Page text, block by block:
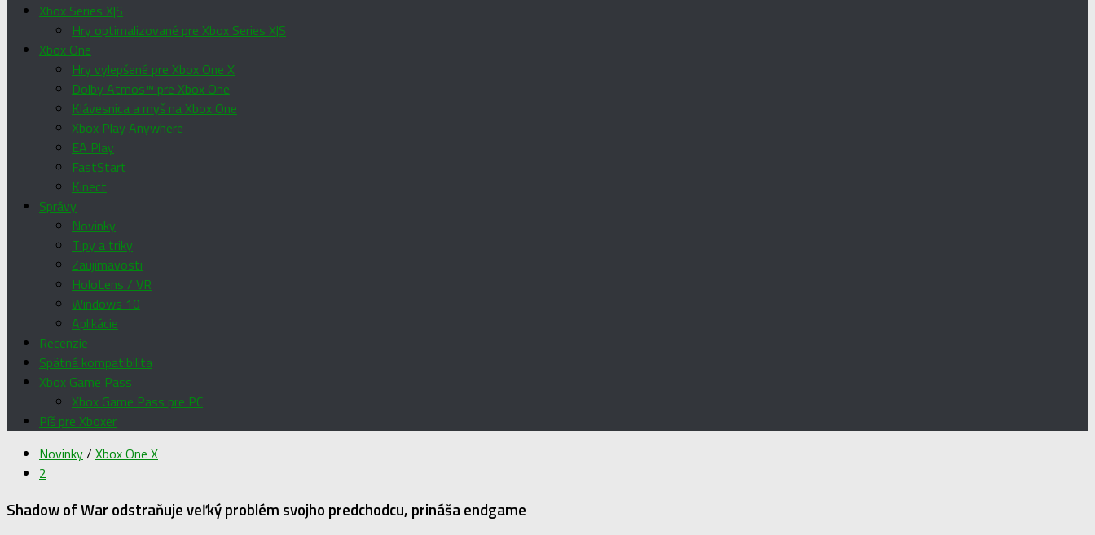
Xbox Series X|S
Hry optimalizované pre Xbox Series X|S
Xbox One
Hry vylepšené pre Xbox One X
Dolby Atmos™ pre Xbox One
Klávesnica a myš na Xbox One
Xbox Play Anywhere
EA Play
FastStart
Kinect
Správy
Novinky
Tipy a triky
Zaujímavosti
HoloLens / VR
Windows 10
Aplikácie
Recenzie
Spätná kompatibilita
Xbox Game Pass
Xbox Game Pass pre PC
Píš pre Xboxer
Novinky/ Xbox One X
2
Shadow of War odstraňuje veľký problém svojho predchodcu, prináša endgame